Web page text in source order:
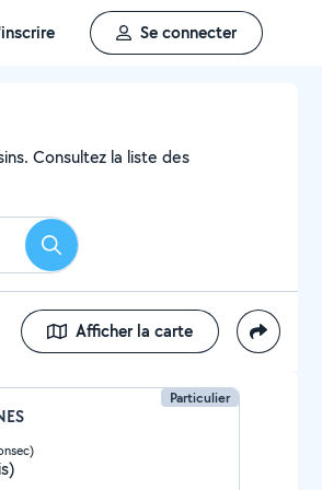
Se connecter
Consultez la liste des
Rechercher
Afficher la carte
Particulier